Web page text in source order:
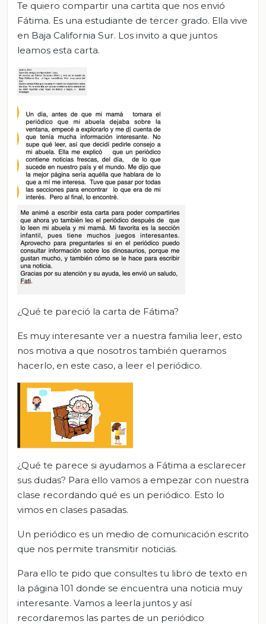
Te quiero compartir una cartita que nos envió
Fátima. Es una estudiante de tercer grado. Ella vive
en Baja California Sur. Los invito a que juntos
leamos esta carta.
¿Qué te pareció la carta de Fátima?
Es muy interesante ver a nuestra familia leer, esto
nos motiva a que nosotros también queramos
hacerlo, en este caso, a leer el periódico.
¿Qué te parece si ayudamos a Fátima a esclarecer
sus dudas? Para ello vamos a empezar con nuestra
clase recordando qué es un periódico. Esto lo
vimos en clases pasadas.
Un periódico es un medio de comunicación escrito
que nos permite transmitir noticias.
Para ello te pido que consultes tu libro de texto en
la página 101 donde se encuentra una noticia muy
interesante. Vamos a leerla juntos y así
recordaremos las partes de un periódico